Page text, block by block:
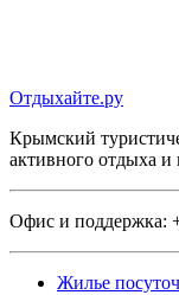
Отдыхайте.ру
Крымский
активного отдыха и
Офис и поддержка:
Жилье